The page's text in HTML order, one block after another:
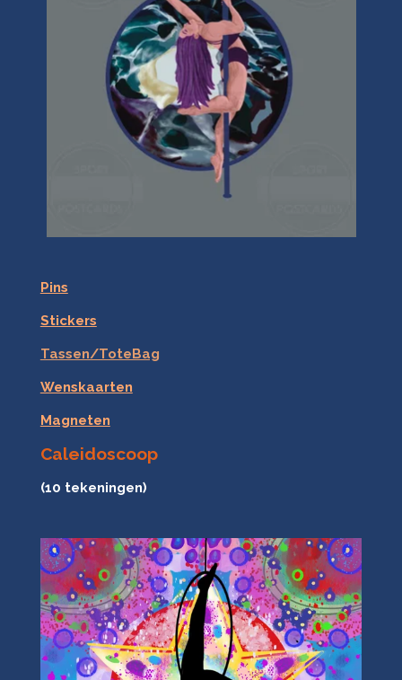
Pins
Stickers
Tassen/ToteBag
Wenskaarten
Magneten
Caleidoscoop
(10 tekeningen)